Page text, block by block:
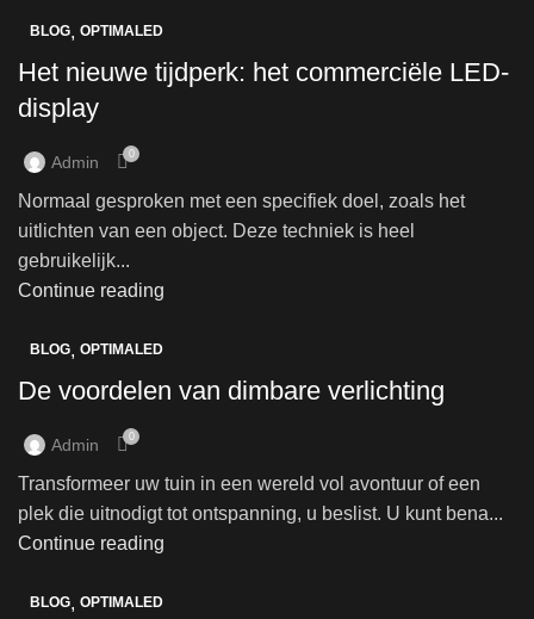
BLOG, OPTIMALED
Het nieuwe tijdperk: het commerciële LED-
display
Admin 0
Normaal gesproken met een specifiek doel, zoals het
uitlichten van een object. Deze techniek is heel
gebruikelijk...
Continue reading
BLOG, OPTIMALED
De voordelen van dimbare verlichting
Admin 0
Transformeer uw tuin in een wereld vol avontuur of een
plek die uitnodigt tot ontspanning, u beslist. U kunt bena...
Continue reading
BLOG, OPTIMALED